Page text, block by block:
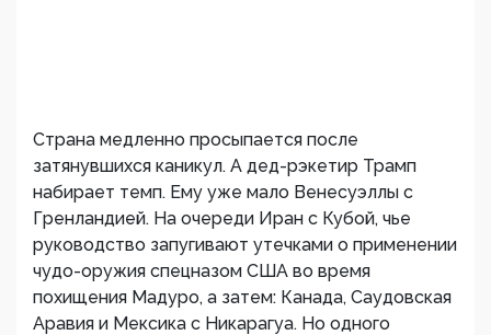
Страна медленно просыпается после
затянувшихся каникул. А дед-рэкетир Трамп
набирает темп. Ему уже мало Венесуэллы с
Гренландией. На очереди Иран с Кубой, чье
руководство запугивают утечками о применении
чудо-оружия спецназом США во время
похищения Мадуро, а затем: Канада, Саудовская
Аравия и Мексика с Никарагуа. Но одного